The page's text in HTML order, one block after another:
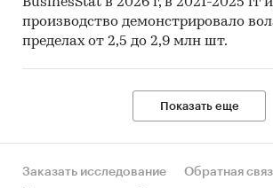
BusinesStat в 2026 г, в 2021-2025 гг
производство демонстрировало
пределах от 2,5 до 2,9 млн шт.
Показать еще
Заказать исследование
Обратная